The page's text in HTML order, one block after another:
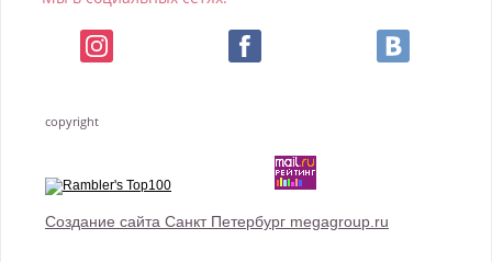
copyright
Создание сайта Санкт Петербург megagroup.ru